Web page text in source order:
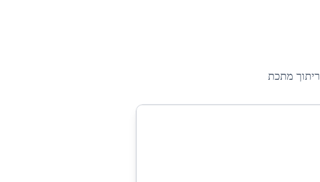
ריתוך מתכת